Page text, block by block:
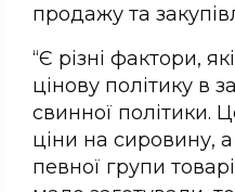
продажу та
“Є різні фактори,
цінову політику в
свинної політики.
ціни на сировину,
певної групи